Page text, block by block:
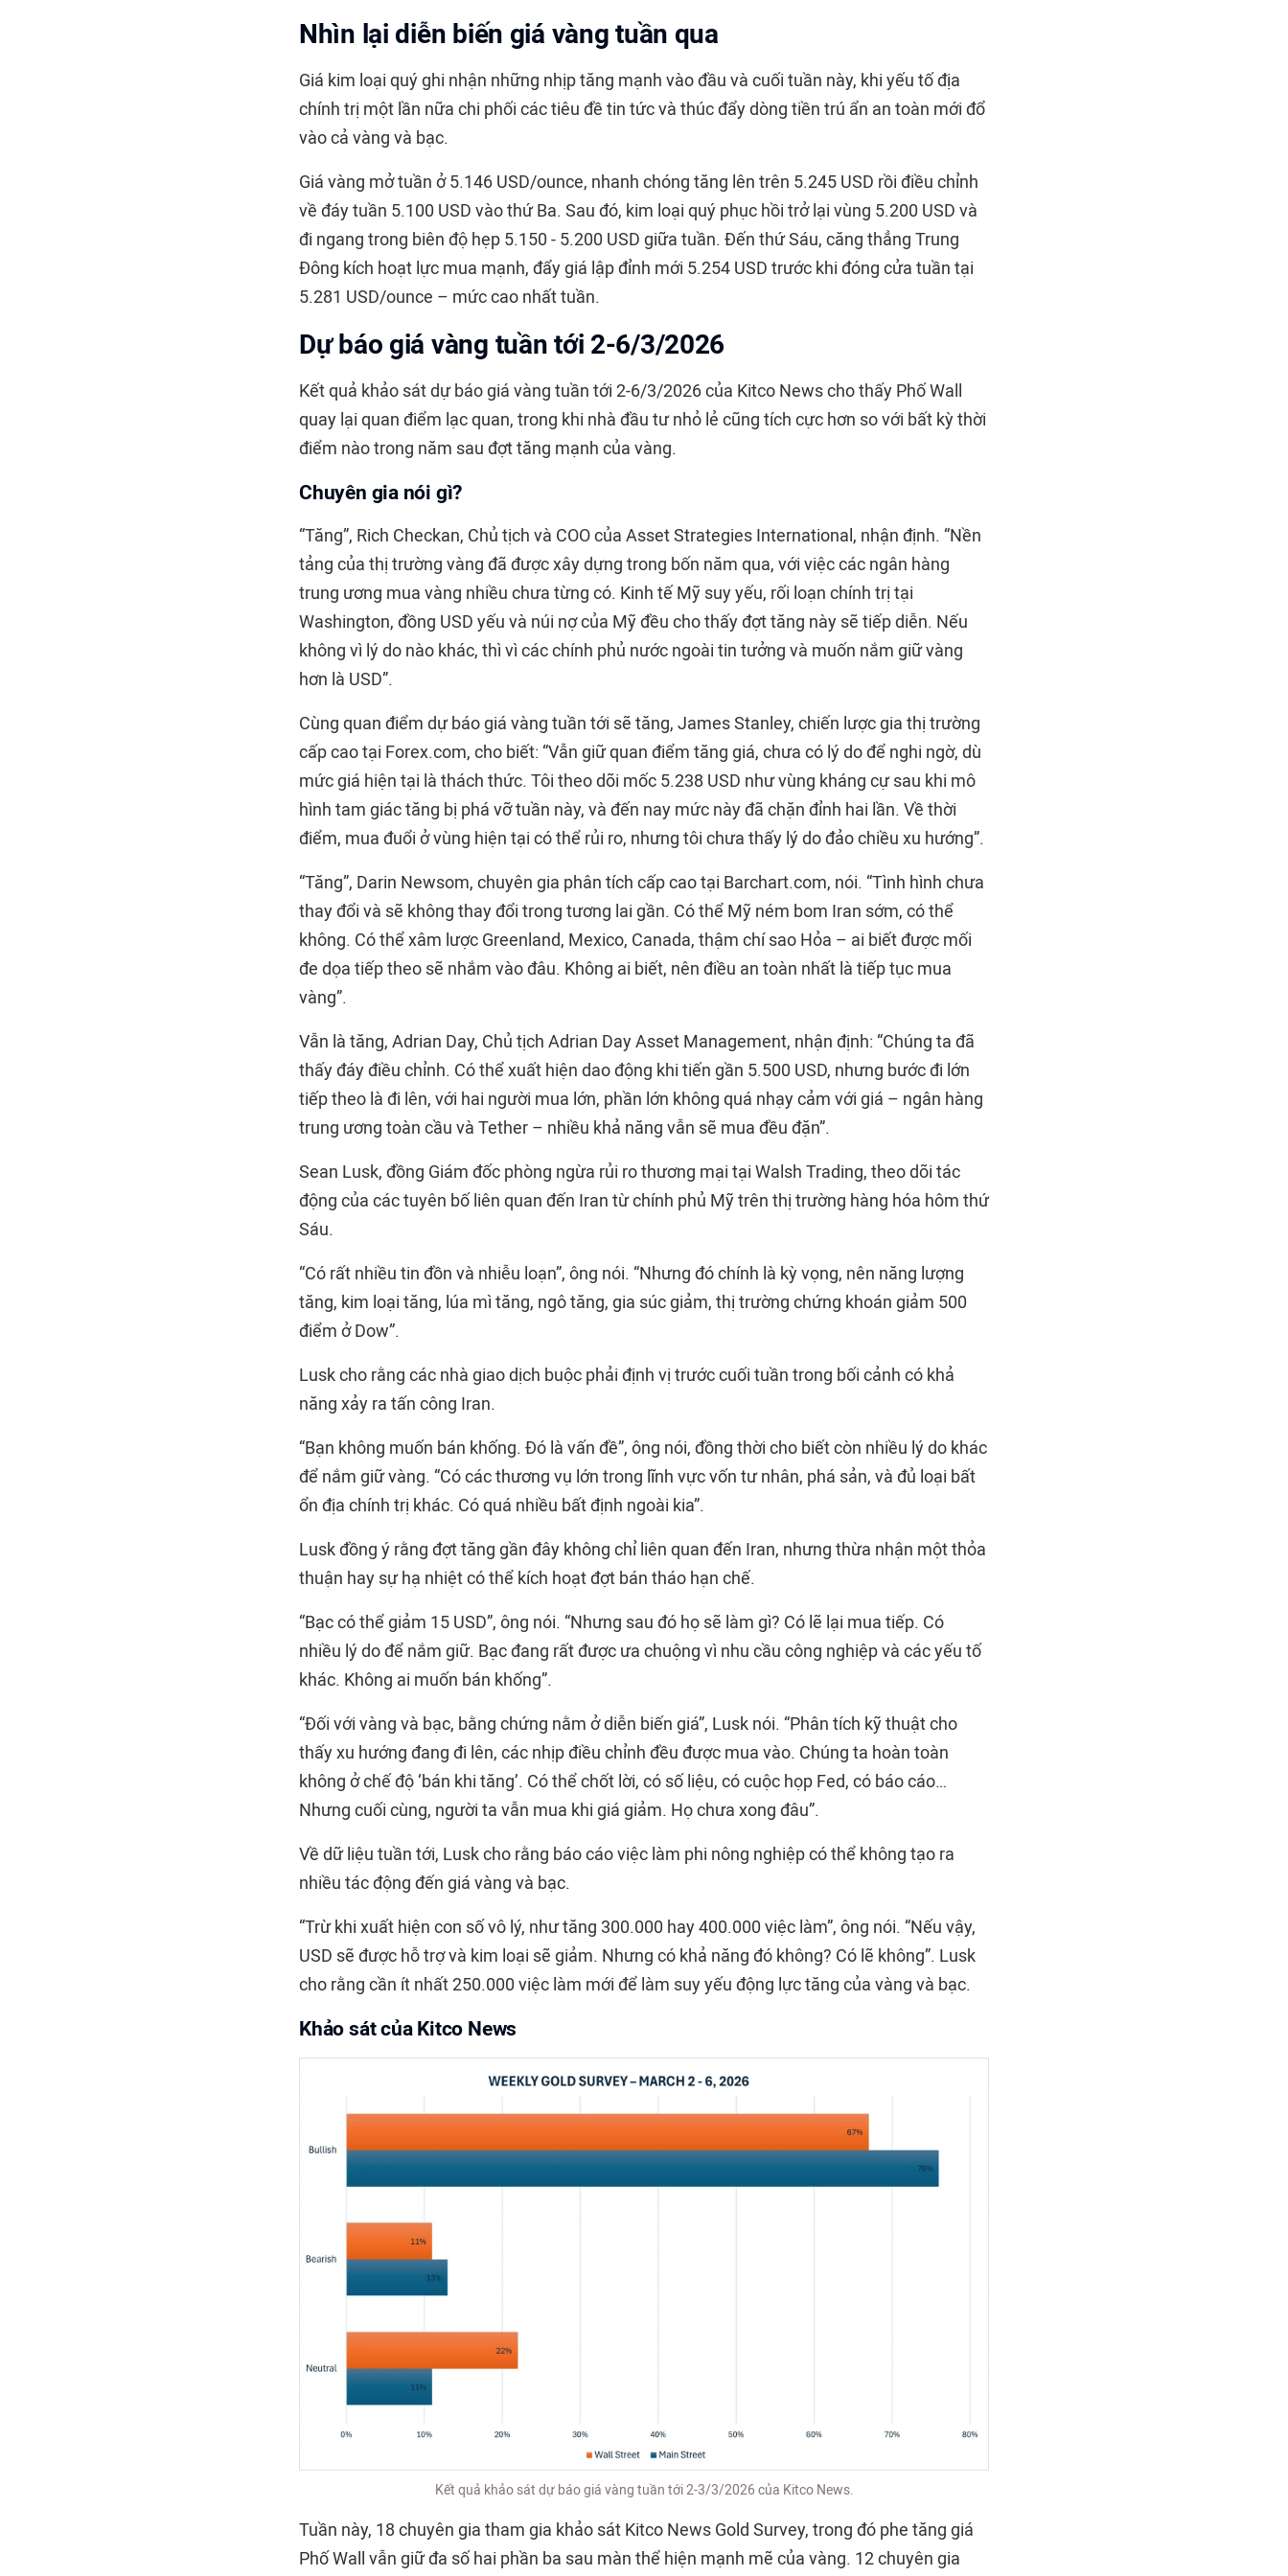
Nhìn lại diễn biến giá vàng tuần qua
Giá kim loại quý ghi nhận những nhịp tăng mạnh vào đầu và cuối tuần này, khi yếu tố địa
chính trị một lần nữa chi phối các tiêu đề tin tức và thúc đẩy dòng tiền trú ẩn an toàn mới đổ
vào cả vàng và bạc.
Giá vàng mở tuần ở 5.146 USD/ounce, nhanh chóng tăng lên trên 5.245 USD rồi điều chỉnh
về đáy tuần 5.100 USD vào thứ Ba. Sau đó, kim loại quý phục hồi trở lại vùng 5.200 USD và
đi ngang trong biên độ hẹp 5.150 - 5.200 USD giữa tuần. Đến thứ Sáu, căng thẳng Trung
Đông kích hoạt lực mua mạnh, đẩy giá lập đỉnh mới 5.254 USD trước khi đóng cửa tuần tại
5.281 USD/ounce – mức cao nhất tuần.
Dự báo giá vàng tuần tới 2-6/3/2026
Kết quả khảo sát dự báo giá vàng tuần tới 2-6/3/2026 của Kitco Newscho thấy Phố Wall
quay lại quan điểm lạc quan, trong khi nhà đầu tư nhỏ lẻ cũng tích cực hơn so với bất kỳ thời
điểm nào trong năm sau đợt tăng mạnh của vàng.
Chuyên gia nói gì?
“Tăng”, Rich Checkan, Chủ tịch và COO của Asset Strategies International, nhận định. “Nền
tảng của thị trường vàng đã được xây dựng trong bốn năm qua, với việc các ngân hàng
trung ương mua vàng nhiều chưa từng có. Kinh tế Mỹ suy yếu, rối loạn chính trị tại
Washington, đồng USD yếu và núi nợ của Mỹ đều cho thấy đợt tăng này sẽ tiếp diễn. Nếu
không vì lý do nào khác, thì vì các chính phủ nước ngoài tin tưởng và muốn nắm giữ vàng
hơn là USD”.
Cùng quan điểm dự báo giá vàng tuần tới sẽ tăng, James Stanley, chiến lược gia thị trường
cấp cao tại Forex.com, cho biết: “Vẫn giữ quan điểm tăng giá, chưa có lý do để nghi ngờ, dù
mức giá hiện tại là thách thức. Tôi theo dõi mốc 5.238 USD như vùng kháng cự sau khi mô
hình tam giác tăng bị phá vỡ tuần này, và đến nay mức này đã chặn đỉnh hai lần. Về thời
điểm, mua đuổi ở vùng hiện tại có thể rủi ro, nhưng tôi chưa thấy lý do đảo chiều xu hướng”.
“Tăng”, Darin Newsom, chuyên gia phân tích cấp cao tại Barchart.com, nói. “Tình hình chưa
thay đổi và sẽ không thay đổi trong tương lai gần. Có thể Mỹ ném bom Iran sớm, có thể
không. Có thể xâm lược Greenland, Mexico, Canada, thậm chí sao Hỏa – ai biết được mối
đe dọa tiếp theo sẽ nhắm vào đâu. Không ai biết, nên điều an toàn nhất là tiếp tục mua
vàng”.
Vẫn là tăng, Adrian Day, Chủ tịch Adrian Day Asset Management, nhận định: “Chúng ta đã
thấy đáy điều chỉnh. Có thể xuất hiện dao động khi tiến gần 5.500 USD, nhưng bước đi lớn
tiếp theo là đi lên, với hai người mua lớn, phần lớn không quá nhạy cảm với giá – ngân hàng
trung ương toàn cầu và Tether – nhiều khả năng vẫn sẽ mua đều đặn”.
Sean Lusk, đồng Giám đốc phòng ngừa rủi ro thương mại tại Walsh Trading, theo dõi tác
động của các tuyên bố liên quan đến Iran từ chính phủ Mỹ trên thị trường hàng hóa hôm thứ
Sáu.
“Có rất nhiều tin đồn và nhiễu loạn”, ông nói. “Nhưng đó chính là kỳ vọng, nên năng lượng
tăng, kim loại tăng, lúa mì tăng, ngô tăng, gia súc giảm, thị trường chứng khoán giảm 500
điểm ở Dow”.
Lusk cho rằng các nhà giao dịch buộc phải định vị trước cuối tuần trong bối cảnh có khả
năng xảy ra tấn công Iran.
“Bạn không muốn bán khống. Đó là vấn đề”, ông nói, đồng thời cho biết còn nhiều lý do khác
để nắm giữ vàng. “Có các thương vụ lớn trong lĩnh vực vốn tư nhân, phá sản, và đủ loại bất
ổn địa chính trị khác. Có quá nhiều bất định ngoài kia”.
Lusk đồng ý rằng đợt tăng gần đây không chỉ liên quan đến Iran, nhưng thừa nhận một thỏa
thuận hay sự hạ nhiệt có thể kích hoạt đợt bán tháo hạn chế.
“Bạc có thể giảm 15 USD”, ông nói. “Nhưng sau đó họ sẽ làm gì? Có lẽ lại mua tiếp. Có
nhiều lý do để nắm giữ. Bạc đang rất được ưa chuộng vì nhu cầu công nghiệp và các yếu tố
khác. Không ai muốn bán khống”.
“Đối với vàng và bạc, bằng chứng nằm ở diễn biến giá”, Lusk nói. “Phân tích kỹ thuật cho
thấy xu hướng đang đi lên, các nhịp điều chỉnh đều được mua vào. Chúng ta hoàn toàn
không ở chế độ ‘bán khi tăng’. Có thể chốt lời, có số liệu, có cuộc họp Fed, có báo cáo…
Nhưng cuối cùng, người ta vẫn mua khi giá giảm. Họ chưa xong đâu”.
Về dữ liệu tuần tới, Lusk cho rằng báo cáo việc làm phi nông nghiệp có thể không tạo ra
nhiều tác động đến giá vàng và bạc.
“Trừ khi xuất hiện con số vô lý, như tăng 300.000 hay 400.000 việc làm”, ông nói. “Nếu vậy,
USD sẽ được hỗ trợ và kim loại sẽ giảm. Nhưng có khả năng đó không? Có lẽ không”. Lusk
cho rằng cần ít nhất 250.000 việc làm mới để làm suy yếu động lực tăng của vàng và bạc.
Khảo sát của Kitco News
Kết quả khảo sát dự báo giá vàng tuần tới 2-3/3/2026 của Kitco News.
Tuần này, 18 chuyên gia tham gia khảo sát Kitco News Gold Survey, trong đó phe tăng giá
Phố Wall vẫn giữ đa số hai phần ba sau màn thể hiện mạnh mẽ của vàng. 12 chuyên gia